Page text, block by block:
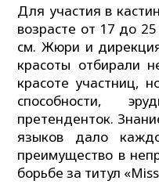
Для участия в
возрасте от 17 до
см. Жюри и
красоты отбирали
красоте участниц,
способности,
претенденток.
языков дало
преимущество в
борьбе за титул